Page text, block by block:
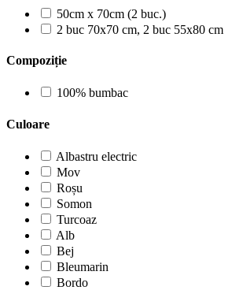
50cm x 70cm (2 buc.)
2 buc 70x70 cm, 2 buc 55x80 cm
Compoziție
100% bumbac
Culoare
Albastru electric
Mov
Roșu
Somon
Turcoaz
Alb
Bej
Bleumarin
Bordo